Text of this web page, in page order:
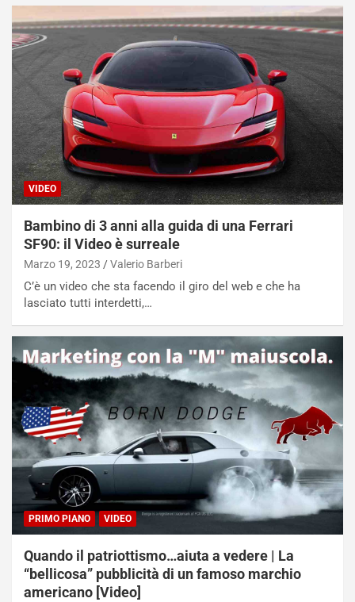
VIDEO
Bambino di 3 anni alla guida di una Ferrari
SF90: il Video è surreale
Marzo 19, 2023 Valerio Barberi
C’è un video che sta facendo il giro del web e che ha
lasciato tutti interdetti,…
PRIMO PIANO VIDEO
Quando il patriottismo…aiuta a vedere | La
“bellicosa” pubblicità di un famoso marchio
americano [Video]